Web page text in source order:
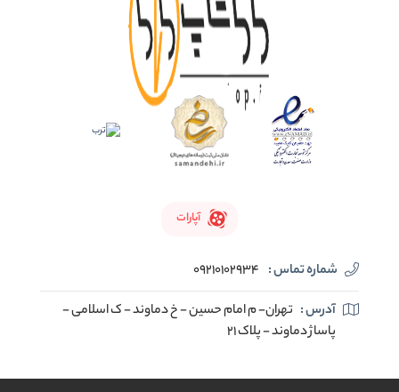
آپارات
شماره تماس : 09210102934
آدرس : تهران- م امام حسین - خ دماوند - ک اسلامی -
پاساژ دماوند - پلاک 21